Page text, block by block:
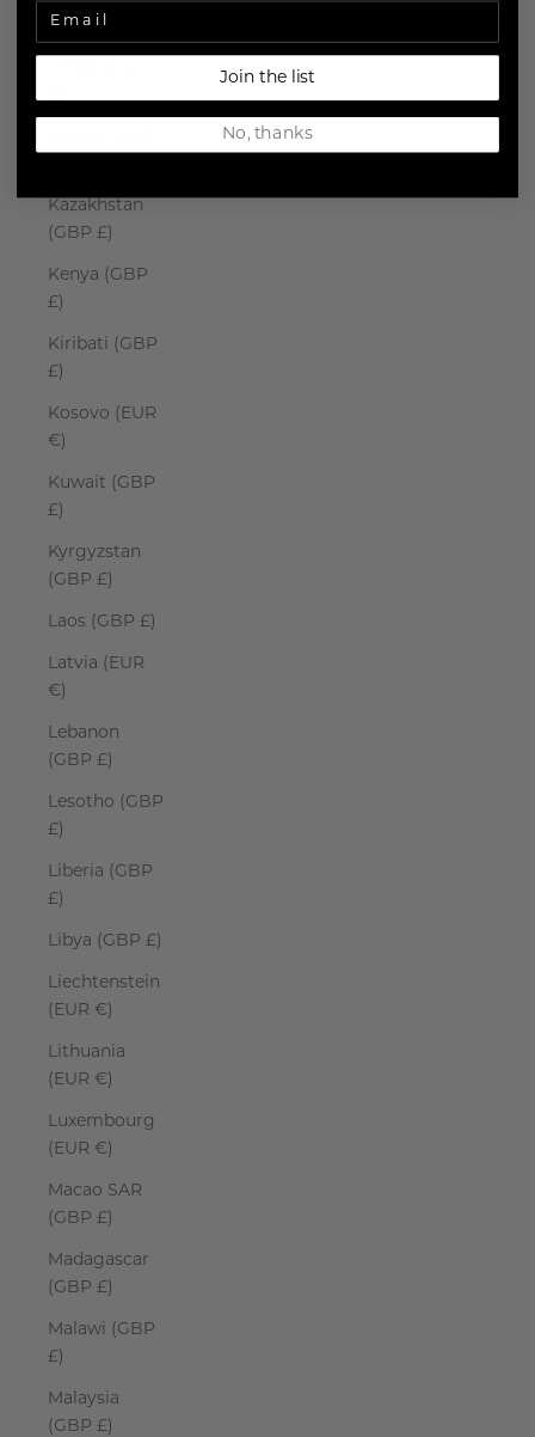
Japan (JPY ¥)
Kazakhstan
(GBP £)
Kenya (GBP
£)
Kiribati (GBP
£)
Kosovo (EUR
€)
Kuwait (GBP
£)
Kyrgyzstan
(GBP £)
Laos (GBP £)
Latvia (EUR
€)
Lebanon
(GBP £)
Lesotho (GBP
£)
Liberia (GBP
£)
Libya (GBP £)
Liechtenstein
(EUR €)
Lithuania
(EUR €)
Luxembourg
(EUR €)
Macao SAR
(GBP £)
Madagascar
(GBP £)
Malawi (GBP
£)
Malaysia
(GBP £)
Join the list
No, thanks